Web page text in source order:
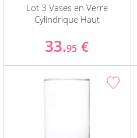
Lot 3 Vases en Verre
Cylindrique Haut
33.95 €